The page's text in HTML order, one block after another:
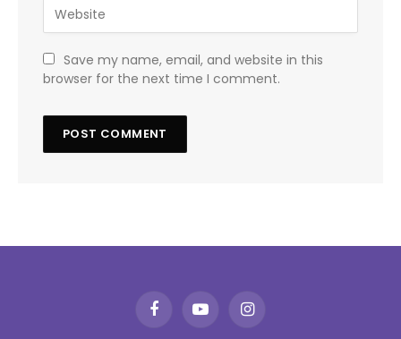
Save my name, email, and website in this
browser for the next time I comment.
FacebookYouTubeInstagram